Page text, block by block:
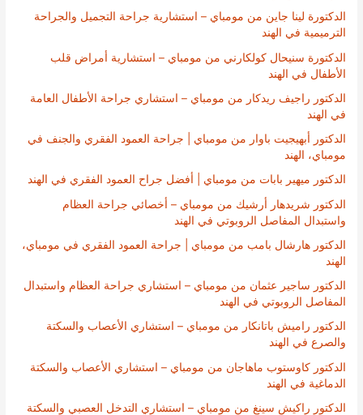
الدكتورة لينا جاين من مومباي – استشارية جراحة التجميل والجراحة
الترميمية في الهند
الدكتورة سنيحال كولكارني من مومباي – استشارية أمراض قلب
الأطفال في الهند
الدكتور راجيف ريدكار من مومباي – استشاري جراحة الأطفال العامة
في الهند
الدكتور أبهيجيت باوار من مومباي | جراحة العمود الفقري والجنف في
مومباي، الهند
الدكتور ميهير بابات من مومباي | أفضل جراح العمود الفقري في الهند
الدكتور شريدهار أرشيك من مومباي – أخصائي جراحة العظام
واستبدال المفاصل الروبوتي في الهند
الدكتور هارشال بامب من مومباي | جراحة العمود الفقري في مومباي،
الهند
الدكتور ساجير عثمان من مومباي – استشاري جراحة العظام واستبدال
المفاصل الروبوتي في الهند
الدكتور راميش باتانكار من مومباي – استشاري الأعصاب والسكتة
والصرع في الهند
الدكتور كاوستوب ماهاجان من مومباي – استشاري الأعصاب والسكتة
الدماغية في الهند
الدكتور راكيش سينغ من مومباي – استشاري التدخل العصبي والسكتة